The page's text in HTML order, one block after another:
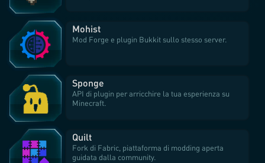
Mohist
Mod Forge e plugin Bukkit sullo stesso server.
Sponge
API di plugin per arricchire la tua esperienza su
Minecraft.
Quilt
Fork di Fabric, piattaforma di modding aperta
guidata dalla community.